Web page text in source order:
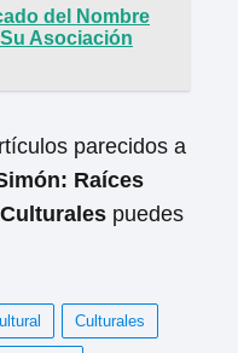
del Nombre
Asociación
parecidos a
Raíces
puedes
Culturales